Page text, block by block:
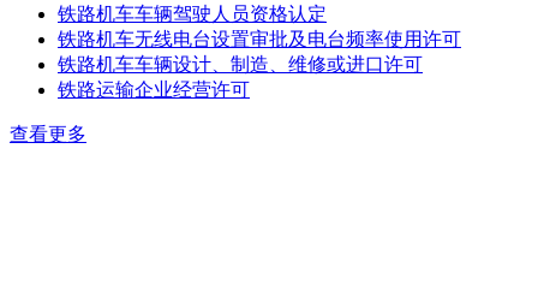
铁路机车车辆驾驶人员资格认定
铁路机车无线电台设置审批及电台频率使用许可
铁路机车车辆设计、制造、维修或进口许可
铁路运输企业经营许可
查看更多